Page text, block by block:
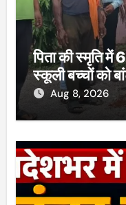
पिता की स्मृति में 6
स्कूली बच्चों को
Aug 8, 2026